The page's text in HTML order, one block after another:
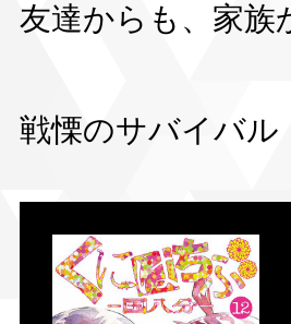
友達からも、家
戦慄のサバイバ